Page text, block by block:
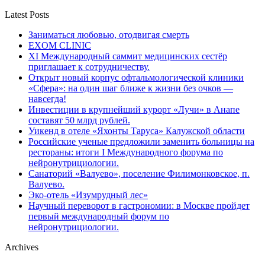
Latest Posts
Заниматься любовью, отодвигая смерть
EXOM CLINIC
XI Международный саммит медицинских сестёр
приглашает к сотрудничеству.
Открыт новый корпус офтальмологической клиники
«Сфера»: на один шаг ближе к жизни без очков —
навсегда!
Инвестиции в крупнейший курорт «Лучи» в Анапе
составят 50 млрд рублей.
Уикенд в отеле «Яхонты Таруса» Калужской области
Российские ученые предложили заменить больницы на
рестораны: итоги I Международного форума по
нейронутрициологии.
Санаторий «Валуево», поселение Филимонковское, п.
Валуево.
Эко-отель «Изумрудный лес»
Научный переворот в гастрономии: в Москве пройдет
первый международный форум по
нейронутрициологии.
Archives